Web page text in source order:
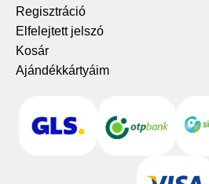
Regisztráció
Elfelejtett jelszó
Kosár
Ajándékkártyáim